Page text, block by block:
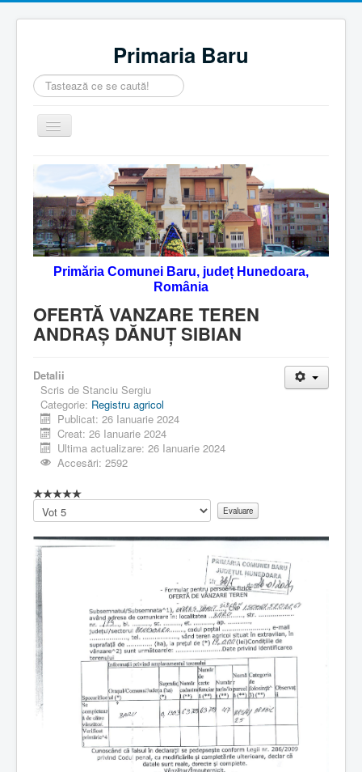
Primaria Baru
Căutare
...
Comută
navigarea
Home
Despre noi
Noutăţi
Contact
Servicii Online
Monitorul Oficial Local
Primăria Comunei Baru, județ Hunedoara,
România
OFERTĂ VANZARE TEREN
ANDRAȘ DĂNUȚ SIBIAN
Detalii
Scris de Stanciu Sergiu
Categorie: Registru agricol
Publicat: 26 Ianuarie 2024
Creat: 26 Ianuarie 2024
Ultima actualizare: 26 Ianuarie 2024
Accesări: 2592
Vă
rugăm
să
evaluați